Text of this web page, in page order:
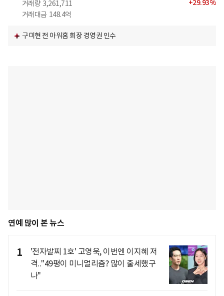
거래량 3,261,711
거래대금 148.4억
+29.93%
구미현 전 아워홈 회장 경영권 인수
연예 많이 본 뉴스
1
'전자발찌 1호' 고영욱, 이번엔 이지혜 저
격.."49평이 미니멀리즘? 많이 출세했구
나"